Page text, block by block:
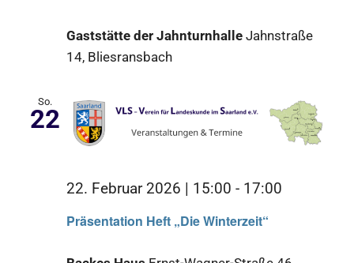
Gaststätte der Jahnturnhalle Jahnstraße
14, Bliesransbach
So.
22
Präsentation Heft „Die Winterzeit“
22. Februar 2026 | 15:00 - 17:00